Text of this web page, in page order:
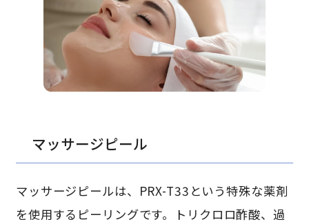
マッサージピール
マッサージピールは、PRX-T33という特殊な薬剤
を使用するピーリングです。トリクロロ酢酸、過